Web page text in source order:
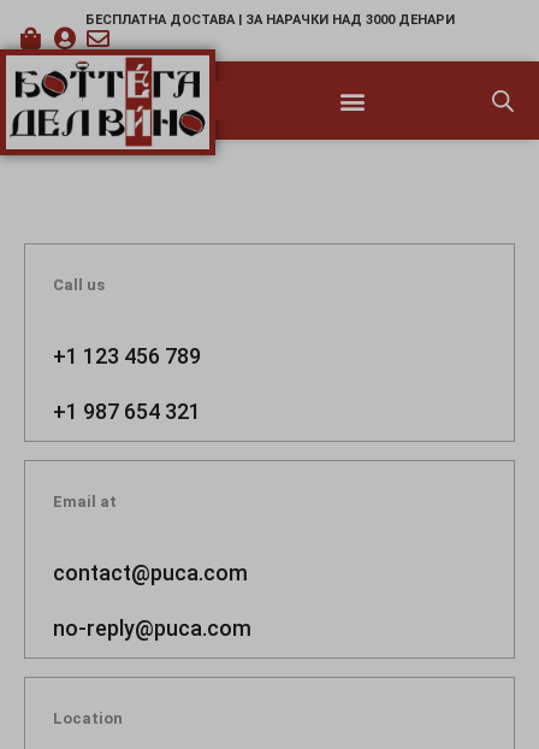
БЕСПЛАТНА ДОСТАВА | ЗА НАРАЧКИ НАД 3000 ДЕНАРИ
Call us
+1 123 456 789
+1 987 654 321
Email at
contact@puca.com
no-reply@puca.com
Location